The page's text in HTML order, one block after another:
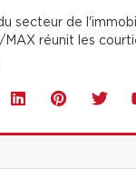
secteur de
MAX réunit les